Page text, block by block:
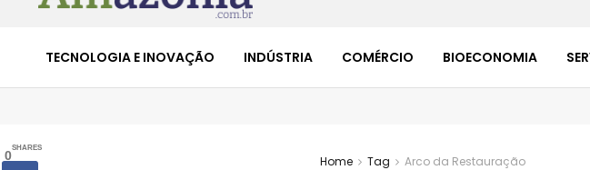
TECNOLOGIA E INOVAÇÃO INDÚSTRIA COMÉRCIO BIOECONOMIA
Home Tag Arco da Restauração
0
SHARES